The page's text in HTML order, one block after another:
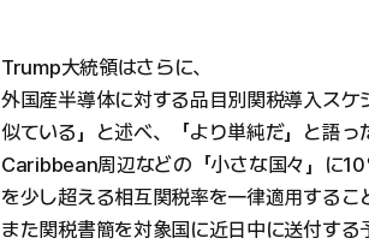
Trump大統領はさらに、
外国産半導体に対する品目別関税導入スケ
似ている」と述べ、「より単純だ」と語
Caribbean周辺などの「小さな国々」に10
を少し超える相互関税率を一律適用するこ
また関税書簡を対象国に近日中に送付する